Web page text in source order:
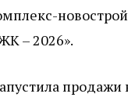
– 2026».
продажи